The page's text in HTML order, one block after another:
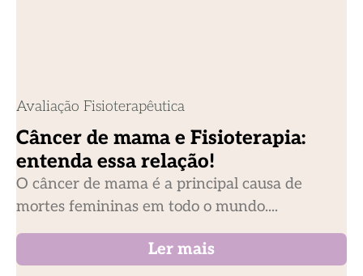
Avaliação Fisioterapêutica
Câncer de mama e Fisioterapia:
entenda essa relação!
O câncer de mama é a principal causa de
mortes femininas em todo o mundo....
Ler mais